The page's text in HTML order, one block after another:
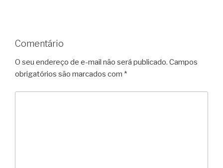
Comentário
O seu endereço de e-mail não será publicado. Campos
obrigatórios são marcados com *